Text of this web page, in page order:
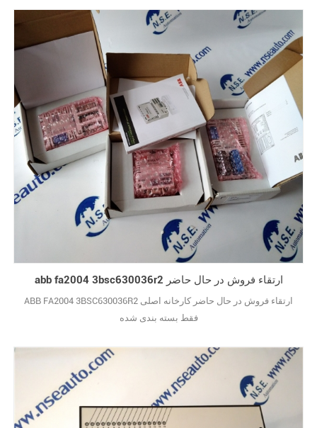
abb fa2004 3bsc630036r2 ارتقاء فروش در حال حاضر
ABB FA2004 3BSC630036R2 ارتقاء فروش در حال حاضر کارخانه اصلی
فقط بسته بندی شده